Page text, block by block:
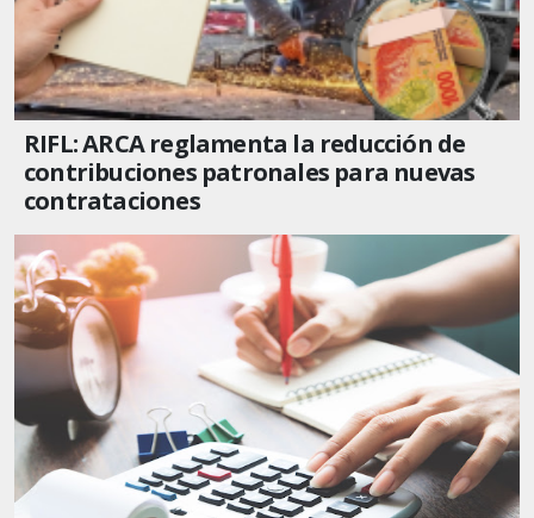
RIFL: ARCA reglamenta la reducción de
contribuciones patronales para nuevas
contrataciones